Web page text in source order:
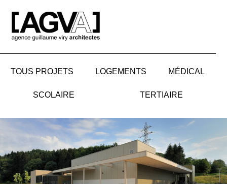
contenu
TOUS PROJETS LOGEMENTS MÉDICAL
SCOLAIRE TERTIAIRE